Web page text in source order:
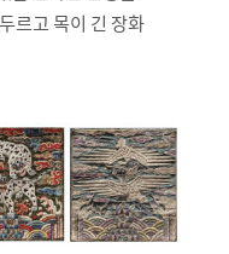
르고 목이 긴 장화